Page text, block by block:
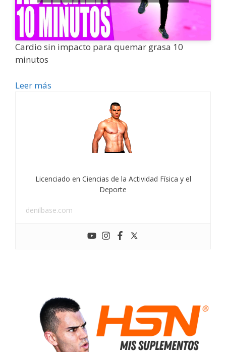
Cardio sin impacto para quemar grasa 10
minutos
Leer más
Licenciado en Ciencias de la Actividad Física y el
Deporte
denilbase.com